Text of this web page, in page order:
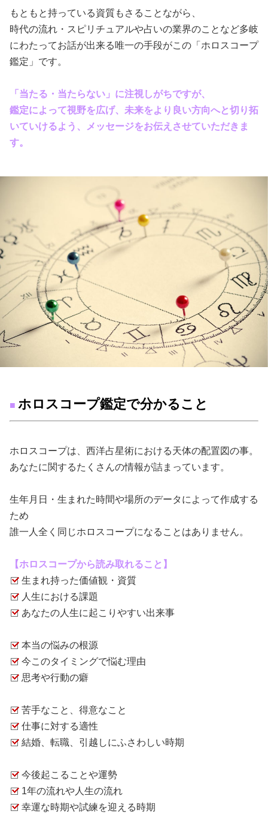
もともと持っている資質もさることながら、
時代の流れ・スピリチュアルや占いの業界のことなど多岐
にわたってお話が出来る唯一の手段がこの「ホロスコープ
鑑定」です。
「当たる・当たらない」に注視しがちですが、
鑑定によって視野を広げ、未来をより良い方向へと切り拓
いていけるよう、メッセージをお伝えさせていただきま
す。
■ ホロスコープ鑑定で分かること
ホロスコープは、西洋占星術における天体の配置図の事。
あなたに関するたくさんの情報が詰まっています。
生年月日・生まれた時間や場所のデータによって作成する
ため
誰一人全く同じホロスコープになることはありません。
【ホロスコープから読み取れること】
生まれ持った価値観・資質
人生における課題
あなたの人生に起こりやすい出来事
本当の悩みの根源
今このタイミングで悩む理由
思考や行動の癖
苦手なこと、得意なこと
仕事に対する適性
結婚、転職、引越しにふさわしい時期
今後起こることや運勢
1年の流れや人生の流れ
幸運な時期や試練を迎える時期